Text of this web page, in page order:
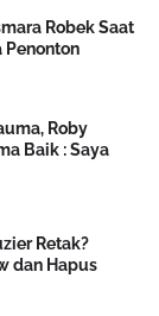
Robek Saat
Penonton
Roby
Baik : Saya
Retak?
dan Hapus